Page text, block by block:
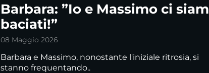
Barbara: ”Io e Massimo ci siam
baciati!”
08 Maggio 2026
Barbara e Massimo, nonostante l'iniziale ritrosia, si
stanno frequentando..